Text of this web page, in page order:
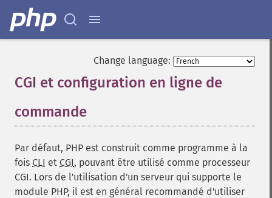
Change language:
CGI et configuration en ligne de
commande
Par défaut, PHP est construit comme programme à la
fois CLI et CGI, pouvant être utilisé comme processeur
CGI. Lors de l'utilisation d'un serveur qui supporte le
module PHP, il est en général recommandé d'utiliser